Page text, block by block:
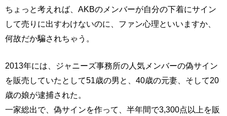
ちょっと考えれば、AKBのメンバーが自分の下着にサイン
して売りに出すわけないのに、ファン心理といいますか、
何故だか騙されちゃう。
2013年には、ジャニーズ事務所の人気メンバーの偽サイン
を販売していたとして51歳の男と、40歳の元妻、そして20
歳の娘が逮捕された。
一家総出で、偽サインを作って、半年間で3,300点以上を販